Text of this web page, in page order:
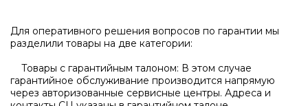
Для оперативного решения вопросов по гарантии мы
разделили товары на две категории:
Товары с гарантийным талоном: В этом случае
гарантийное обслуживание производится напрямую
через авторизованные сервисные центры. Адреса и